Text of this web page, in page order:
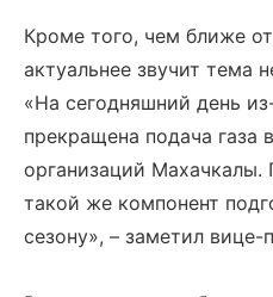
Кроме того, чем ближе
актуальнее звучит тема
«На сегодняшний день
прекращена подача газа
организаций Махачкалы.
такой же компонент
сезону», – заметил вице-